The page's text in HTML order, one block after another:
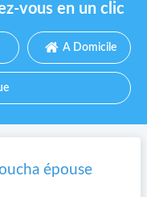
vous en un clic
A Domicile
épouse